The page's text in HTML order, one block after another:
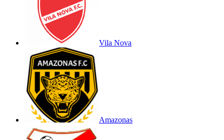
Vila Nova
Amazonas